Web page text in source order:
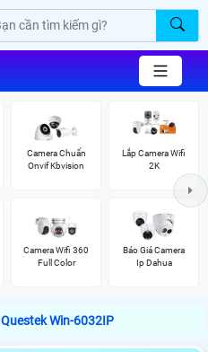
Camera Chuẩn
Onvif Kbvision
Lắp Camera Wifi
2K
Camera Wifi 360
Full Color
Báo Giá Camera
Ip Dahua
Questek Win-6032IP